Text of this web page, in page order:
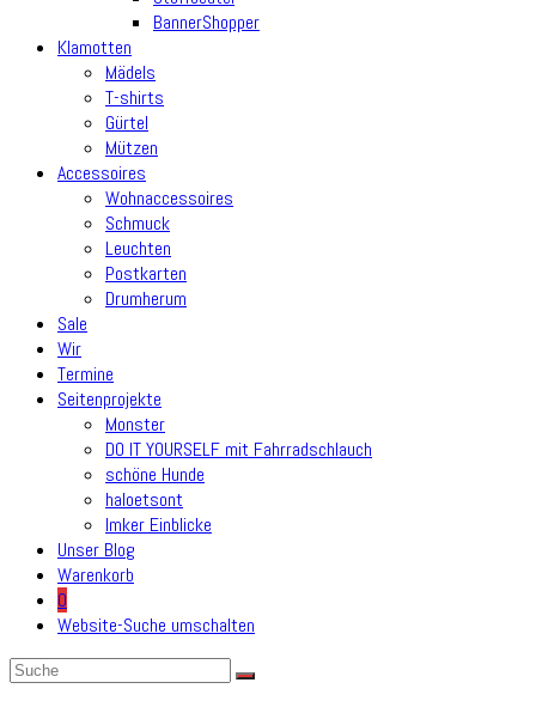
BannerShopper
Klamotten
Mädels
T-shirts
Gürtel
Mützen
Accessoires
Wohnaccessoires
Schmuck
Leuchten
Postkarten
Drumherum
Sale
Wir
Termine
Seitenprojekte
Monster
DO IT YOURSELF mit Fahrradschlauch
schöne Hunde
haloetsont
Imker Einblicke
Unser Blog
Warenkorb
0
Website-Suche umschalten